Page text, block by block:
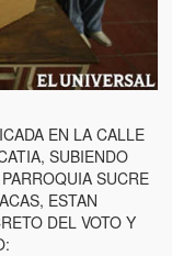
EN LA CALLE
SUBIENDO
SUCRE
ESTAN
DEL VOTO Y